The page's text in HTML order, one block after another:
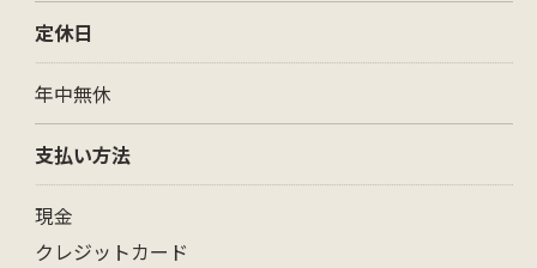
定休日
年中無休
支払い方法
現金
クレジットカード